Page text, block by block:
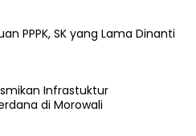
PPPK, SK yang Lama Dinanti
Infrastuktur
di Morowali